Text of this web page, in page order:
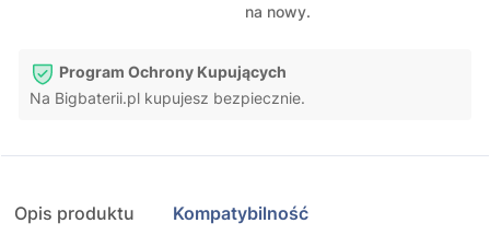
na nowy.
Program Ochrony Kupujących
Na Bigbaterii.pl kupujesz bezpiecznie.
Opis produktu Kompatybilność